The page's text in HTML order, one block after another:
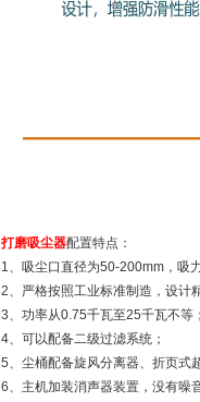
打磨吸尘器配置特点：
1、吸尘口直径为50-200mm，吸
2、严格按照工业标准制造，设计
3、功率从0.75千瓦至25千瓦不等
4、可以配备二级过滤系统；
5、尘桶配备旋风分离器、折页式
6、主机加装消声器装置，没有噪